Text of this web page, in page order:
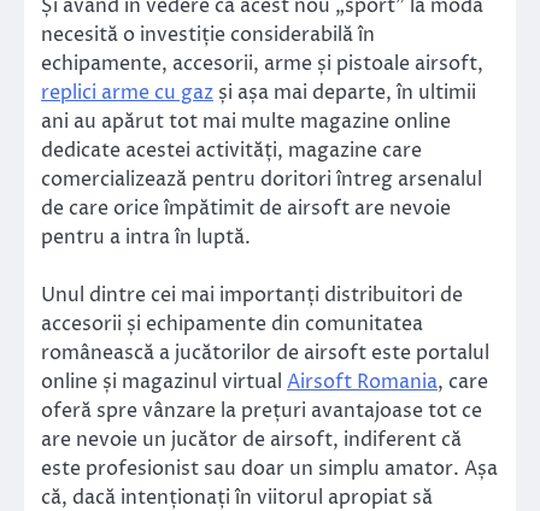
Și având în vedere că acest nou „sport” la modă
necesită o investiție considerabilă în
echipamente, accesorii, arme și pistoale airsoft,
replici arme cu gaz și așa mai departe, în ultimii
ani au apărut tot mai multe magazine online
dedicate acestei activități, magazine care
comercializează pentru doritori întreg arsenalul
de care orice împătimit de airsoft are nevoie
pentru a intra în luptă.
Unul dintre cei mai importanți distribuitori de
accesorii și echipamente din comunitatea
românească a jucătorilor de airsoft este portalul
online și magazinul virtual Airsoft Romania, care
oferă spre vânzare la prețuri avantajoase tot ce
are nevoie un jucător de airsoft, indiferent că
este profesionist sau doar un simplu amator. Așa
că, dacă intenționați în viitorul apropiat să